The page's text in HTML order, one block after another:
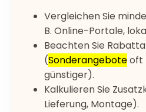
Vergleichen Sie
B. Online-Portale,
Beachten Sie
(Sonderangeboteoft
günstiger).
Kalkulieren Sie
Lieferung, Montage).